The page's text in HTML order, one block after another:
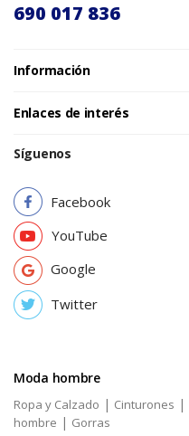
690 017 836
Información
Enlaces de interés
Síguenos
Facebook
YouTube
Google
Twitter
Moda hombre
Ropa y Calzado | Cinturones |
hombre | Gorras